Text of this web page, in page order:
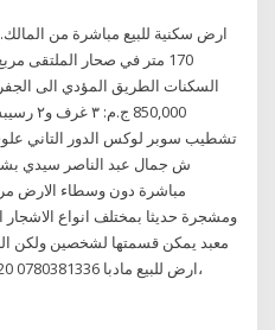
ارض سكنية للبيع مباشرة من
السكنات الطريق المؤدي الى
تشطيب سوبر لوكس الدور التاني
ش جمال عبد الناصر سيدي
مباشرة دون وسطاء الارض
معبد يمكن قسمتها لشخصين ولكن